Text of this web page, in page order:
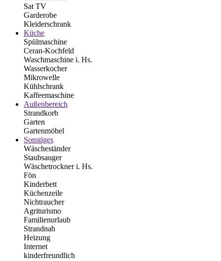
Sat TV
Garderobe
Kleiderschrank
Küche
Spülmaschine
Ceran-Kochfeld
Waschmaschine i. Hs.
Wasserkocher
Mikrowelle
Kühlschrank
Kaffeemaschine
Außenbereich
Strandkorb
Garten
Gartenmöbel
Sonstiges
Wäscheständer
Staubsauger
Wäschetrockner i. Hs.
Fön
Kinderbett
Küchenzeile
Nichtraucher
Agriturismo
Familienurlaub
Strandnah
Heizung
Internet
kinderfreundlich